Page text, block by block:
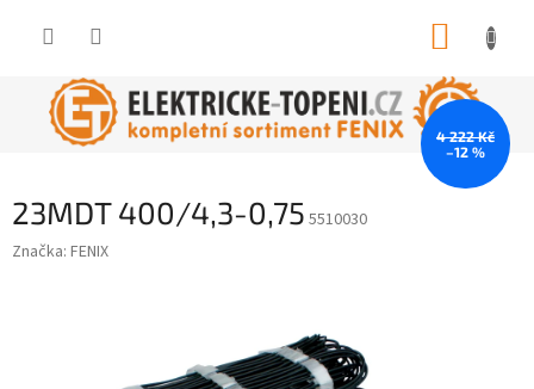
23MDT 400/4,3-0,75 5510030
Značka: FENIX
4 222 Kč
–12 %